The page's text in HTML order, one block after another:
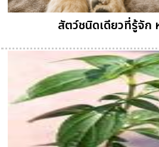
สัตว์ชนิดเดียวที่รู้จัก